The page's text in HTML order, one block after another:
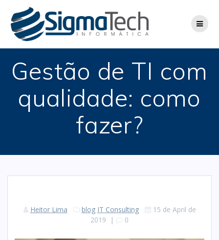
to
content
Gestão de TI com
qualidade: como
fazer?
Heitor Lima blog IT Consulting
15 de April de
2019 | 0